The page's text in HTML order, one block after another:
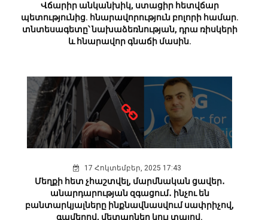
Վճարիր անկանխիկ, ստացիր հետվճար
պետությունից. հնարավորություն բոլորի համար.
տնտեսագետը՝ նախաձեռնության, դրա ռիսկերի
և հնարավոր գնաճի մասին.
17 Հոկտեմբեր, 2025 17:43
Մեղքի հետ չհաշտվել, մարմնական ցավեր․
անարդարության զգացում․ ինչու են
բանտարկյալները ինքնավնասվում սափրիչով,
գամերով, մետաղներ կուլ տալով.